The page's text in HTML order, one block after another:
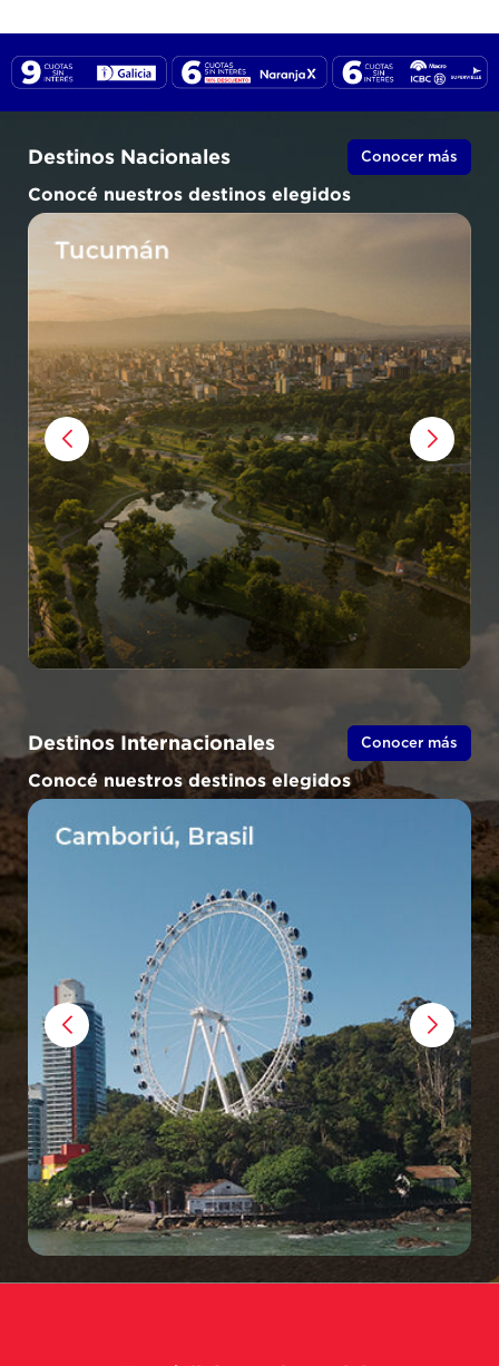
Destinos Nacionales Conocer más
Conocé nuestros destinos elegidos
Destinos Internacionales Conocer más
Conocé nuestros destinos elegidos